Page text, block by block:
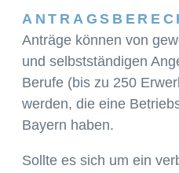
Anträge können von
und selbstständigen
Berufe (bis zu 250
werden, die eine
Bayern haben.
Sollte es sich um ein